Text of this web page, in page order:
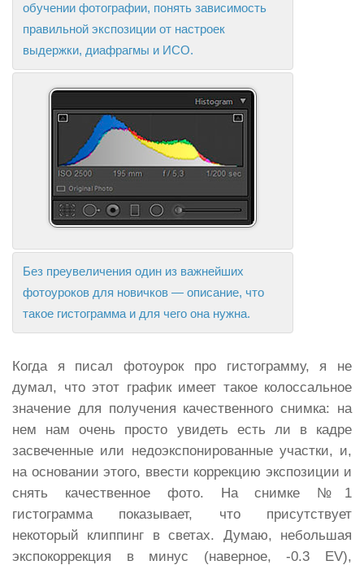
обучении фотографии, понять зависимость
правильной экспозиции от настроек
выдержки, диафрагмы и ИСО.
Без преувеличения один из важнейших
фотоуроков для новичков — описание, что
такое гистограмма и для чего она нужна.
Когда я писал фотоурок про гистограмму, я не
думал, что этот график имеет такое колоссальное
значение для получения качественного снимка: на
нем нам очень просто увидеть есть ли в кадре
засвеченные или недоэкспонированные участки, и,
на основании этого, ввести коррекцию экспозиции и
снять качественное фото. На снимке №1
гистограмма показывает, что присутствует
некоторый клиппинг в светах. Думаю, небольшая
экспокоррекция в минус (наверное, -0.3 EV),